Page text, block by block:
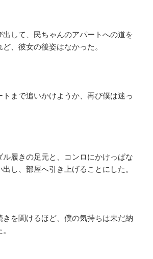
出して、民ちゃんのアパートへの道を
、彼女の後姿はなかった。
トまで追いかけようか、再び僕は迷っ
ル履きの足元と、コンロにかけっぱな
し、部屋へ引き上げることにした。
きを聞けるほど、僕の気持ちは未だ納